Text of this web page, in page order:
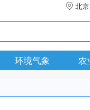
北京
环境气象 农